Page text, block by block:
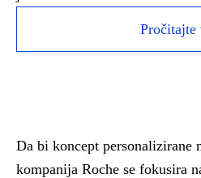
Pročitajte
Da bi koncept personalizirane
kompanija Roche se fokusira